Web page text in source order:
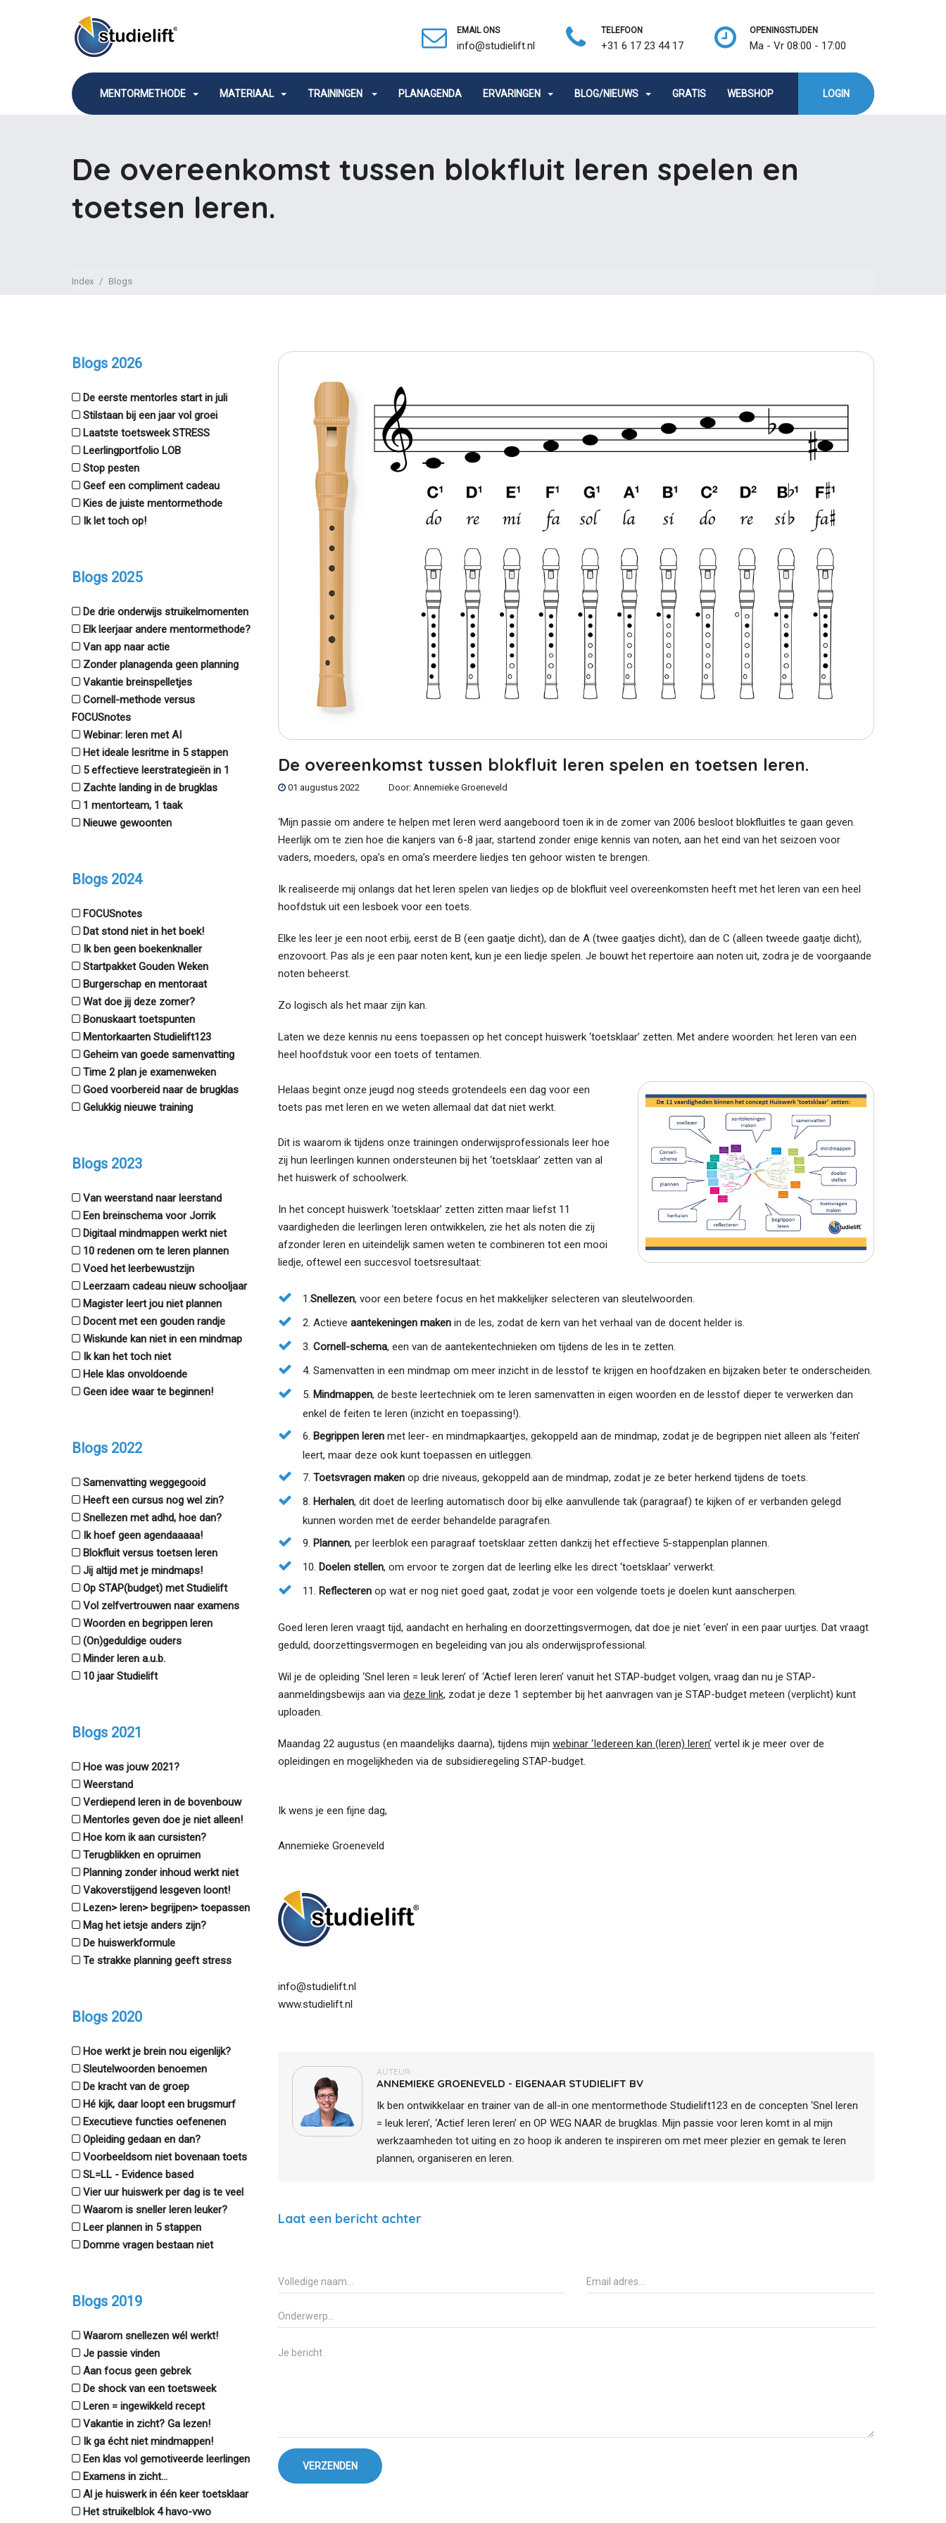
EMAIL ONS
info@studielift.nl
TELEFOON
+31 6 17 23 44 17
OPENINGSTIJDEN
Ma - Vr 08:00 - 17:00
MENTORMETHODE MATERIAAL TRAININGEN PLANAGENDA ERVARINGEN BLOG/NIEUWS GRATIS WEBSHOP LOGIN
De overeenkomst tussen blokfluit leren spelen en
toetsen leren.
Index Blogs
Blogs 2026
De eerste mentorles start in juli
Stilstaan bij een jaar vol groei
Laatste toetsweek STRESS
Leerlingportfolio LOB
Stop pesten
Geef een compliment cadeau
Kies de juiste mentormethode
Ik let toch op!
Blogs 2025
De drie onderwijs struikelmomenten
Elk leerjaar andere mentormethode?
Van app naar actie
Zonder planagenda geen planning
Vakantie breinspelletjes
Cornell-methode versus
FOCUSnotes
Webinar: leren met AI
Het ideale lesritme in 5 stappen
5 effectieve leerstrategieën in 1
Zachte landing in de brugklas
1 mentorteam, 1 taak
Nieuwe gewoonten
Blogs 2024
FOCUSnotes
Dat stond niet in het boek!
Ik ben geen boekenknaller
Startpakket Gouden Weken
Burgerschap en mentoraat
Wat doe jij deze zomer?
Bonuskaart toetspunten
Mentorkaarten Studielift123
Geheim van goede samenvatting
Time 2 plan je examenweken
Goed voorbereid naar de brugklas
Gelukkig nieuwe training
Blogs 2023
Van weerstand naar leerstand
Een breinschema voor Jorrik
Digitaal mindmappen werkt niet
10 redenen om te leren plannen
Voed het leerbewustzijn
Leerzaam cadeau nieuw schooljaar
Magister leert jou niet plannen
Docent met een gouden randje
Wiskunde kan niet in een mindmap
Ik kan het toch niet
Hele klas onvoldoende
Geen idee waar te beginnen!
Blogs 2022
Samenvatting weggegooid
Heeft een cursus nog wel zin?
Snellezen met adhd, hoe dan?
Ik hoef geen agendaaaaa!
Blokfluit versus toetsen leren
Jij altijd met je mindmaps!
Op STAP(budget) met Studielift
Vol zelfvertrouwen naar examens
Woorden en begrippen leren
(On)geduldige ouders
Minder leren a.u.b.
10 jaar Studielift
Blogs 2021
Hoe was jouw 2021?
Weerstand
Verdiepend leren in de bovenbouw
Mentorles geven doe je niet alleen!
Hoe kom ik aan cursisten?
Terugblikken en opruimen
Planning zonder inhoud werkt niet
Vakoverstijgend lesgeven loont!
Lezen> leren> begrijpen> toepassen
Mag het ietsje anders zijn?
De huiswerkformule
Te strakke planning geeft stress
Blogs 2020
Hoe werkt je brein nou eigenlijk?
Sleutelwoorden benoemen
De kracht van de groep
Hé kijk, daar loopt een brugsmurf
Executieve functies oefenenen
Opleiding gedaan en dan?
Voorbeeldsom niet bovenaan toets
SL=LL - Evidence based
Vier uur huiswerk per dag is te veel
Waarom is sneller leren leuker?
Leer plannen in 5 stappen
Domme vragen bestaan niet
Blogs 2019
Waarom snellezen wél werkt!
Je passie vinden
Aan focus geen gebrek
De shock van een toetsweek
Leren = ingewikkeld recept
Vakantie in zicht? Ga lezen!
Ik ga écht niet mindmappen!
Een klas vol gemotiveerde leerlingen
Examens in zicht...
Al je huiswerk in één keer toetsklaar
Het struikelblok 4 havo-vwo
De overeenkomst tussen blokfluit leren spelen en toetsen leren.
01 augustus 2022 Door: Annemieke Groeneveld
‘Mijn passie om andere te helpen met leren werd aangeboord toen ik in de zomer van 2006 besloot blokfluitles te gaan geven.
Heerlijk om te zien hoe die kanjers van 6-8 jaar, startend zonder enige kennis van noten, aan het eind van het seizoen voor
vaders, moeders, opa’s en oma’s meerdere liedjes ten gehoor wisten te brengen.
Ik realiseerde mij onlangs dat het leren spelen van liedjes op de blokfluit veel overeenkomsten heeft met het leren van een heel
hoofdstuk uit een lesboek voor een toets.
Elke les leer je een noot erbij, eerst de B (een gaatje dicht), dan de A (twee gaatjes dicht), dan de C (alleen tweede gaatje dicht),
enzovoort. Pas als je een paar noten kent, kun je een liedje spelen. Je bouwt het repertoire aan noten uit, zodra je de voorgaande
noten beheerst.
Zo logisch als het maar zijn kan.
Laten we deze kennis nu eens toepassen op het concept huiswerk ‘toetsklaar’ zetten. Met andere woorden: het leren van een
heel hoofdstuk voor een toets of tentamen.
Helaas begint onze jeugd nog steeds grotendeels een dag voor een
toets pas met leren en we weten allemaal dat dat niet werkt.
Dit is waarom ik tijdens onze trainingen onderwijsprofessionals leer hoe
zij hun leerlingen kunnen ondersteunen bij het ‘toetsklaar’ zetten van al
het huiswerk of schoolwerk.
In het concept huiswerk ‘toetsklaar’ zetten zitten maar liefst 11
vaardigheden die leerlingen leren ontwikkelen, zie het als noten die zij
afzonder leren en uiteindelijk samen weten te combineren tot een mooi
liedje, oftewel een succesvol toetsresultaat:
1.Snellezen, voor een betere focus en het makkelijker selecteren van sleutelwoorden.
2. Actieve aantekeningen maken in de les, zodat de kern van het verhaal van de docent helder is.
3. Cornell-schema, een van de aantekentechnieken om tijdens de les in te zetten.
4. Samenvatten in een mindmap om meer inzicht in de lesstof te krijgen en hoofdzaken en bijzaken beter te onderscheiden.
5. Mindmappen, de beste leertechniek om te leren samenvatten in eigen woorden en de lesstof dieper te verwerken dan
enkel de feiten te leren (inzicht en toepassing!).
6. Begrippen leren met leer- en mindmapkaartjes, gekoppeld aan de mindmap, zodat je de begrippen niet alleen als ‘feiten’
leert, maar deze ook kunt toepassen en uitleggen.
7. Toetsvragen maken op drie niveaus, gekoppeld aan de mindmap, zodat je ze beter herkend tijdens de toets.
8. Herhalen, dit doet de leerling automatisch door bij elke aanvullende tak (paragraaf) te kijken of er verbanden gelegd
kunnen worden met de eerder behandelde paragrafen.
9. Plannen, per leerblok een paragraaf toetsklaar zetten dankzij het effectieve 5-stappenplan plannen.
10. Doelen stellen, om ervoor te zorgen dat de leerling elke les direct ‘toetsklaar’ verwerkt.
11. Reflecterenop wat er nog niet goed gaat, zodat je voor een volgende toets je doelen kunt aanscherpen.
Goed leren leren vraagt tijd, aandacht en herhaling en doorzettingsvermogen, dat doe je niet ‘even’ in een paar uurtjes. Dat vraagt
geduld, doorzettingsvermogen en begeleiding van jou als onderwijsprofessional.
Wil je de opleiding ‘Snel leren = leuk leren’ of ‘Actief leren leren’ vanuit het STAP-budget volgen, vraag dan nu je STAP-
aanmeldingsbewijs aan via deze link, zodat je deze 1 september bij het aanvragen van je STAP-budget meteen (verplicht) kunt
uploaden.
Maandag 22 augustus (en maandelijks daarna), tijdens mijn webinar ‘Iedereen kan (leren) leren’ vertel ik je meer over de
opleidingen en mogelijkheden via de subsidieregeling STAP-budget.
Ik wens je een fijne dag,
Annemieke Groeneveld
info@studielift.nl
www.studielift.nl
AUTEUR :
ANNEMIEKE GROENEVELD - EIGENAAR STUDIELIFT BV
Ik ben ontwikkelaar en trainer van de all-in one mentormethode Studielift123 en de concepten ‘Snel leren
= leuk leren’, ‘Actief leren leren’ en OP WEG NAAR de brugklas. Mijn passie voor leren komt in al mijn
werkzaamheden tot uiting en zo hoop ik anderen te inspireren om met meer plezier en gemak te leren
plannen, organiseren en leren.
Laat een bericht achter
VERZENDEN